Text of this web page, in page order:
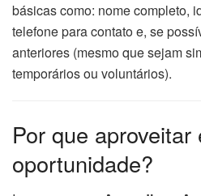
básicas como: nome completo,
telefone para contato e, se
anteriores (mesmo que sejam
temporários ou voluntários).
Por que aproveitar
oportunidade?